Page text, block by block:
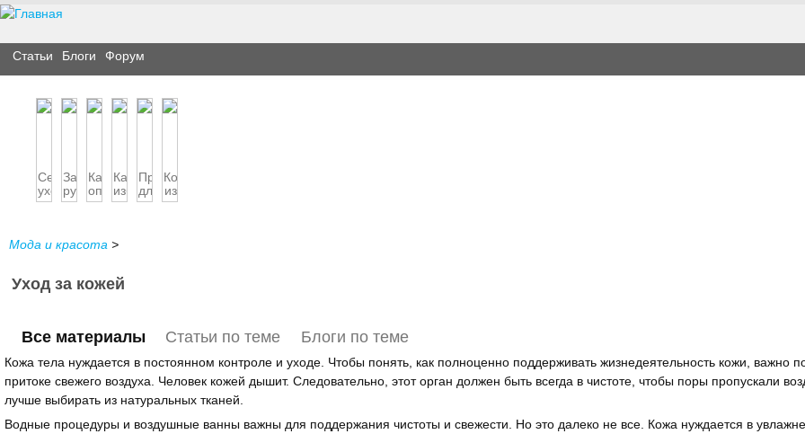
Статьи Блоги Форум
Секреты
ухода
за
Защита
рук
от
Как
определить
тип
Как
избавиться
от
Продукты
для
красивой
Косметика
из
ягод
Мода и красота >
Уход за кожей
Все материалы Статьи по теме Блоги по теме
Кожа тела нуждается в постоянном контроле и уходе. Чтобы понять, как полноценно поддерживать жизнедеятельность кожи, важно
притоке свежего воздуха. Человек кожей дышит. Следовательно, этот орган должен быть всегда в чистоте, чтобы поры пропускали
лучше выбирать из натуральных тканей.
Водные процедуры и воздушные ванны важны для поддержания чистоты и свежести. Но это далеко не все. Кожа нуждается в